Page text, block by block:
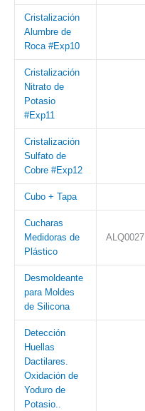
Cristalización
Alumbre de
Roca #Exp10
Cristalización
Nitrato de
Potasio
#Exp11
Cristalización
Sulfato de
Cobre #Exp12
Cubo + Tapa
Cucharas
Medidoras de
Plástico
ALQ0027
Desmoldeante
para Moldes
de Silicona
Detección
Huellas
Dactilares.
Oxidación de
Yoduro de
Potasio..